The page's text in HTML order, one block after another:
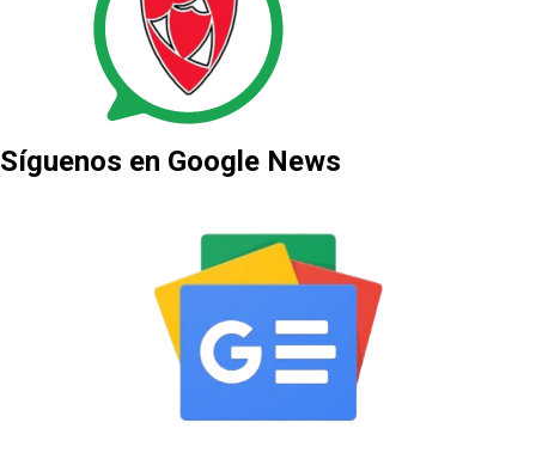
Síguenos en Google News